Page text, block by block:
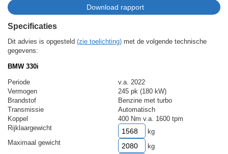
Specificaties
Dit advies is opgesteld (zie toelichting) met de volgende technische
gegevens:
BMW 330i
Periode
v.a. 2022
Vermogen
245 pk (180 kW)
Brandstof
Benzine met turbo
Transmissie
Automatisch
Koppel
400 Nm v.a. 1600 tpm
Rijklaargewicht
kg
Maximaal gewicht
kg